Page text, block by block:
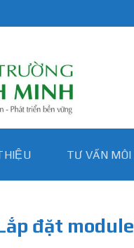
TƯ VẤN
đặt